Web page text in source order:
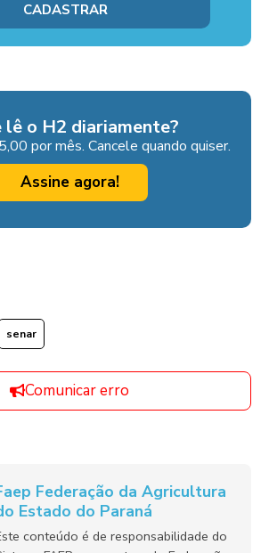
lê o H2 diariamente?
por mês. Cancele quando quiser.
Assine agora!
senar
Comunicar erro
Federação da Agricultura
Estado do Paraná
conteúdo é de responsabilidade do